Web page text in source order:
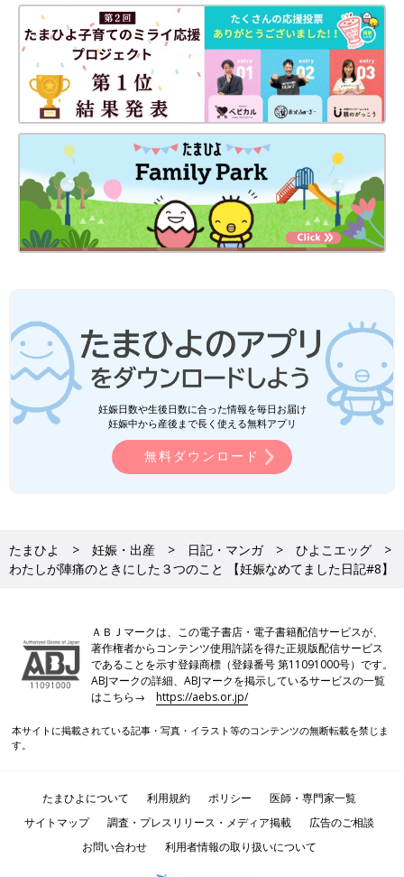
妊娠日数や生後日数に合った情報を毎日お届け
妊娠中から産後まで長く使える無料アプリ
無料ダウンロード
たまひよ 妊娠・出産 日記・マンガ
ひよこエッグ
わたしが陣痛のときにした３つのこと 【妊娠なめてました日記#8】
ＡＢＪマークは、この電子書店・電子書籍配信サービスが、
著作権者からコンテンツ使用許諾を得た正規版配信サービス
であることを示す登録商標（登録番号 第11091000号）です。
ABJマークの詳細、ABJマークを掲示しているサービスの一覧
はこちら→https://aebs.or.jp/
本サイトに掲載されている記事・写真・イラスト等のコンテンツの無断転載を禁じま
す。
たまひよについて 利用規約 ポリシー
医師・専門家一覧
サイトマップ
調査・プレスリリース・メディア掲載
広告のご相談
お問い合わせ
利用者情報の取り扱いについて